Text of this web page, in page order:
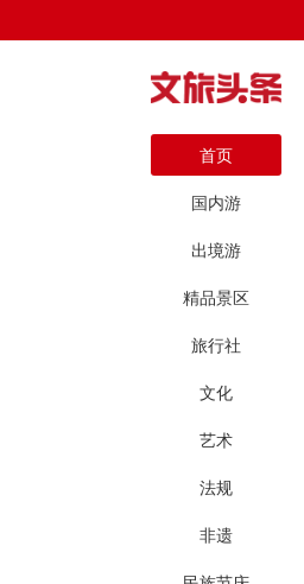
首页
国内游
出境游
精品景区
旅行社
文化
艺术
法规
非遗